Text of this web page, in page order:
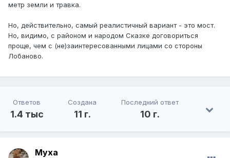
метр земли и травка.
Но, действительно, самый реалистичный вариант - это мост.
Но, видимо, с районом и народом Сказке договориться
проще, чем с (не)заинтересованными лицами со стороны
Лобаново.
Ответов
1.4 тыс
Создана
11 г.
Последний ответ
10 г.
Муха